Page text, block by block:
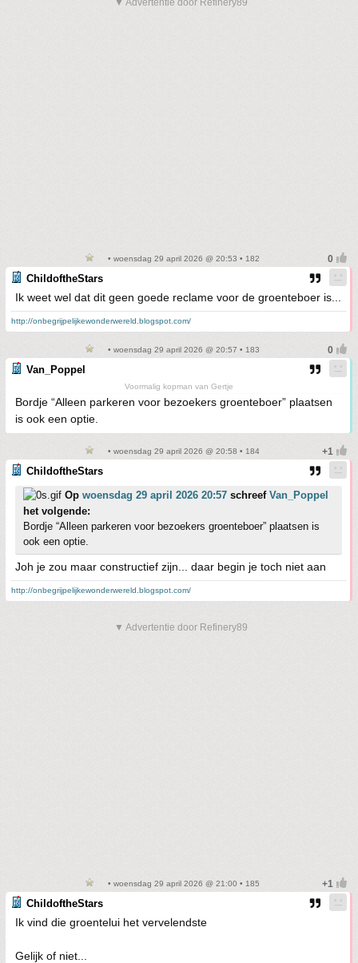
▼ Advertentie door Refinery89
• woensdag 29 april 2026 @ 20:53 • 182
ChildoftheStars
Ik weet wel dat dit geen goede reclame voor de groenteboer is...
http://onbegrijpelijkewonderwereld.blogspot.com/
• woensdag 29 april 2026 @ 20:57 • 183
Van_Poppel
Voormalig kopman van Gertje
Bordje “Alleen parkeren voor bezoekers groenteboer” plaatsen
is ook een optie.
• woensdag 29 april 2026 @ 20:58 • 184
ChildoftheStars
Op woensdag 29 april 2026 20:57 schreef Van_Poppel
het volgende:
Bordje “Alleen parkeren voor bezoekers groenteboer” plaatsen is
ook een optie.
Joh je zou maar constructief zijn... daar begin je toch niet aan
http://onbegrijpelijkewonderwereld.blogspot.com/
▼ Advertentie door Refinery89
• woensdag 29 april 2026 @ 21:00 • 185
ChildoftheStars
Ik vind die groentelui het vervelendste
Gelijk of niet...